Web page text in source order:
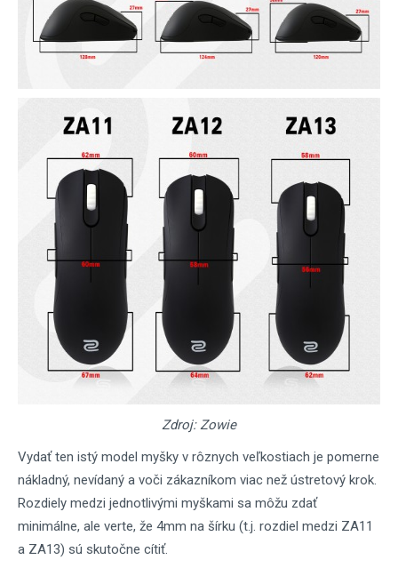
Zdroj: Zowie
Vydať ten istý model myšky v rôznych veľkostiach je pomerne
nákladný, nevídaný a voči zákazníkom viac než ústretový krok.
Rozdiely medzi jednotlivými myškami sa môžu zdať
minimálne, ale verte, že 4mm na šírku (t.j. rozdiel medzi ZA11
a ZA13) sú skutočne cítiť.